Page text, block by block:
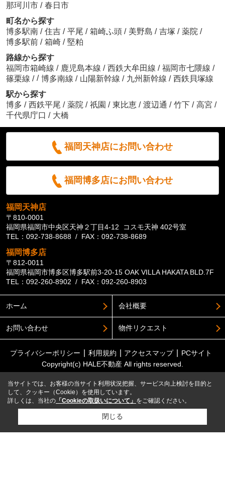
那珂川市 / 春日市
町名から探す
博多駅南 / 住吉 / 平尾 / 箱崎ふ頭 / 美野島 / 吉塚 / 薬院 /
博多駅前 / 箱崎 / 堅粕
路線から探す
福岡市箱崎線 / 鹿児島本線 / 西鉄大牟田線 / 福岡市七隈線 /
篠栗線 / / 博多南線 / 山陽新幹線 / 九州新幹線 / 西鉄貝塚線
駅から探す
博多 / 西鉄平尾 / 薬院 / 祇園 / 東比恵 / 渡辺通 / 竹下 / 高宮 /
千代県庁口 / 大橋
福岡天神店にお問い合わせ
福岡博多店にお問い合わせ
福岡天神店
〒810-0001
福岡県福岡市中央区天神２丁目4-12 コスモ天神 402号室
TEL：092-738-8688 / FAX：092-738-8689
福岡博多店
〒812-0011
福岡県福岡市博多区博多駅前3-20-15 OAK VILLA HAKATA BLD.7F
TEL：092-260-8902 / FAX：092-260-8903
ホーム 会社概要
お問い合わせ 物件リクエスト
プライバシーポリシー 利用規約 アクセスマップ
PCサイト
Copyright(c) HALE不動産 All rights reserved.
当サイトでは、お客様の当サイト利用状況把握、サービス向上検討を目的と
して、クッキー（Cookie）を使用しています。
詳しくは、当社の 「Cookieの取扱いについて」 をご確認ください。
閉じる